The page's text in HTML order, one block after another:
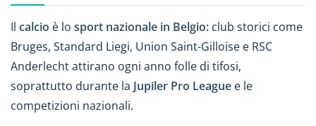
Il calcio è lo sport nazionale in Belgio: club storici come
Bruges, Standard Liegi, Union Saint-Gilloise e RSC
Anderlecht attirano ogni anno folle di tifosi,
soprattutto durante la Jupiler Pro League e le
competizioni nazionali.